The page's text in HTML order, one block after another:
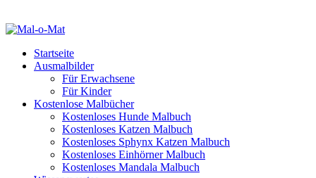
Startseite
Ausmalbilder
Für Erwachsene
Für Kinder
Kostenlose Malbücher
Kostenloses Hunde Malbuch
Kostenloses Katzen Malbuch
Kostenloses Sphynx Katzen Malbuch
Kostenloses Einhörner Malbuch
Kostenloses Mandala Malbuch